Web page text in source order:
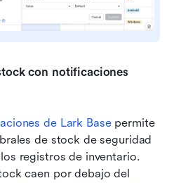
con notificaciones
de Lark Base permite
de stock de seguridad
registros de inventario.
caen por debajo del